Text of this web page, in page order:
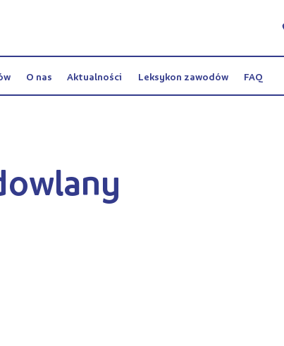
O nas Aktualności Leksykon zawodów FAQ